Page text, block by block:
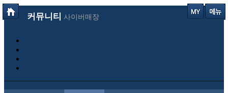
커뮤니티 사이버매장